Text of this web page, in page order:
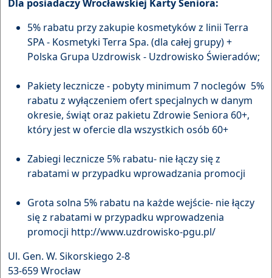
Dla posiadaczy Wrocławskiej Karty Seniora:
5% rabatu przy zakupie kosmetyków z linii Terra
SPA - Kosmetyki Terra Spa. (dla całej grupy) +
Polska Grupa Uzdrowisk - Uzdrowisko Świeradów;
Pakiety lecznicze - pobyty minimum 7 noclegów 5%
rabatu z wyłączeniem ofert specjalnych w danym
okresie, świąt oraz pakietu Zdrowie Seniora 60+,
który jest w ofercie dla wszystkich osób 60+
Zabiegi lecznicze 5% rabatu- nie łączy się z
rabatami w przypadku wprowadzania promocji
Grota solna 5% rabatu na każde wejście- nie łączy
się z rabatami w przypadku wprowadzenia
promocji http://www.uzdrowisko-pgu.pl/
Ul. Gen. W. Sikorskiego 2-8
53-659 Wrocław